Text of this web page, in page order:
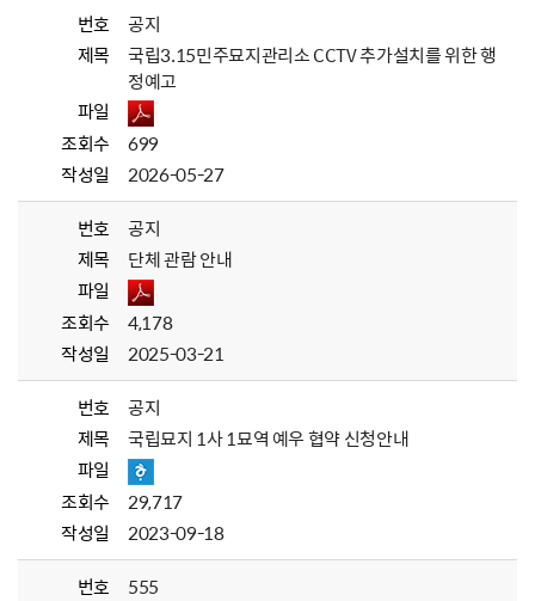
번호
공지
제목
국립3.15민주묘지관리소 CCTV 추가설치를 위한 행
정예고
파일
조회수
699
작성일
2026-05-27
번호
공지
제목
단체 관람 안내
파일
조회수
4,178
작성일
2025-03-21
번호
공지
제목
국립묘지 1사 1묘역 예우 협약 신청안내
파일
조회수
29,717
작성일
2023-09-18
번호
555